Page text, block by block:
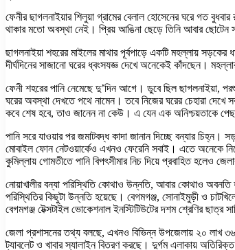
ফেনীর ছাগলনাইয়ার শিলুয়া গ্রামের বেলাল হোসেনের ঘরে গত
থাকার মতো অবস্থা নেই। প্রিয় আঙিনা ছেড়ে তিনি আবার ছোটেন
ছাগলনাইয়া শহরের মাইলের মাথার পূর্বপাড়ে একটি মহল্লায়
দীর্ঘদিনের সাজানো ঘরের ধ্বংসযজ্ঞ দেখে অনেকেই কাঁদছেন।
ফেনী শহরের পানি নেমেছে দু’দিন আগে। ডুবে ছিল ছাগলনাইয়া,
ঘরের অবস্থা দেখতে পথে নামেন। তবে নিজের ঘরের চেহারা
কবে শেষ হবে, তাও জানেন না কেউ। এ যেন এক অনিশ্চয়তাকে
পানি সরে যাওয়ার পর জমাটবদ্ধ কাদা জানান দিচ্ছে বন্যার
মোবাইল ফোন নেটওয়ার্কেও এখনও ফেরেনি সবাই। এতে অনেকে
কুমিল্লায় গোমতীতে পানি বিপৎসীমার নিচ দিয়ে প্রবাহিত হলেও
নোয়াখালীর বন্যা পরিস্থিতি কোথাও উন্নতি, আবার কোথাও অবনতি
পরিস্থিতির কিছুটা উন্নতি হয়েছে। বেগমগঞ্জ, সোনাইমুড়ী ও
বেগমগঞ্জ টেক্সটাইল ভোকেশনাল ইনস্টিটিউটের দশম শ্রেণির ছাত্র
জেলা প্রশাসনের তথ্য বলছে, এখনও বিভিন্ন উপজেলায় ২০ লাখ ৩৬
ট্যাবলেট ও খাবার স্যালাইন বিতরণ করছে। দুর্গম এলাকায়